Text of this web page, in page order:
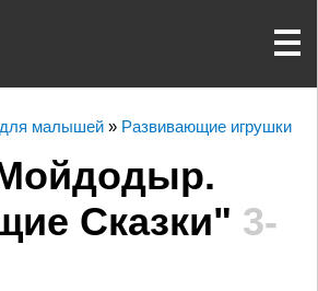
малышей » Развивающие игрушки
Сказки" 3-